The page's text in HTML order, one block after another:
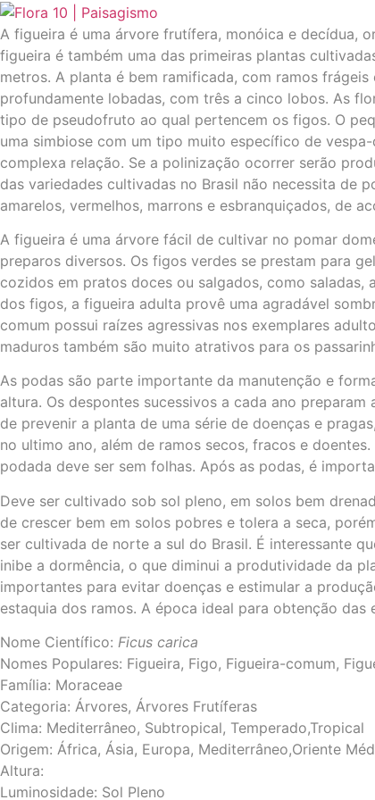
A figueira é uma árvore frutífera, monóica e decídua,
figueira é também uma das primeiras plantas
metros. A planta é bem ramificada, com ramos
profundamente lobadas, com três a cinco lobos. As
tipo de pseudofruto ao qual pertencem os figos. O
uma simbiose com um tipo muito específico de
complexa relação. Se a polinização ocorrer serão
das variedades cultivadas no Brasil não necessita de
amarelos, vermelhos, marrons e esbranquiçados, de
A figueira é uma árvore fácil de cultivar no pomar
preparos diversos. Os figos verdes se prestam para
cozidos em pratos doces ou salgados, como
dos figos, a figueira adulta provê uma agradável
comum possui raízes agressivas nos exemplares
maduros também são muito atrativos para os
As podas são parte importante da manutenção e
altura. Os despontes sucessivos a cada ano
de prevenir a planta de uma série de doenças e
no ultimo ano, além de ramos secos, fracos e
podada deve ser sem folhas. Após as podas, é
Deve ser cultivado sob sol pleno, em solos bem
de crescer bem em solos pobres e tolera a seca,
ser cultivada de norte a sul do Brasil. É interessante
inibe a dormência, o que diminui a produtividade da
importantes para evitar doenças e estimular a
estaquia dos ramos. A época ideal para obtenção
Nome Científico: Ficus carica
Nomes Populares: Figueira, Figo, Figueira-comum,
Família: Moraceae
Categoria: Árvores, Árvores Frutíferas
Clima: Mediterrâneo, Subtropical, Temperado,Tropical
Origem: África, Ásia, Europa, Mediterrâneo,Oriente
Altura:
Luminosidade: Sol Pleno